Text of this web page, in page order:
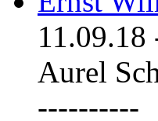
11.09.18
Aurel
----------